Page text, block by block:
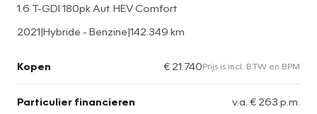
1.6 T-GDI 180pk Aut. HEV Comfort
2021|Hybride - Benzine|142.349 km
Kopen € 21.740Prijs is incl. BTW en BPM
Particulier financieren v.a. € 263 p.m.